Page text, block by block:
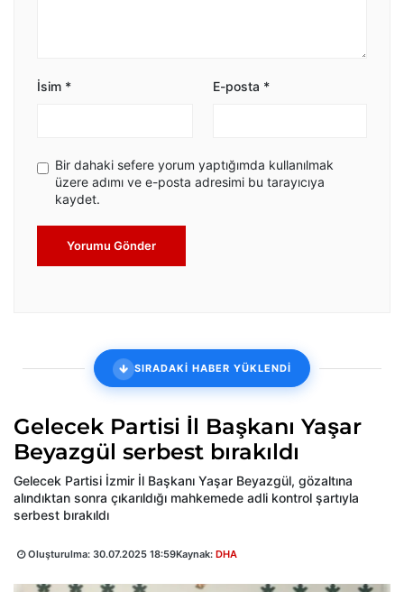
İsim * E-posta *
Bir dahaki sefere yorum yaptığımda kullanılmak
üzere adımı ve e-posta adresimi bu tarayıcıya
kaydet.
Yorumu Gönder
SIRADAKİ HABER YÜKLENDİ
Gelecek Partisi İl Başkanı Yaşar
Beyazgül serbest bırakıldı
Gelecek Partisi İzmir İl Başkanı Yaşar Beyazgül, gözaltına
alındıktan sonra çıkarıldığı mahkemede adli kontrol şartıyla
serbest bırakıldı
Oluşturulma: 30.07.2025 18:59Kaynak: DHA